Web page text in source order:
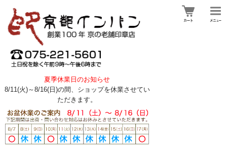
夏季休業日のお知らせ
8/11(火)～8/16(日)の間、ショップを休業させてい
ただきます。